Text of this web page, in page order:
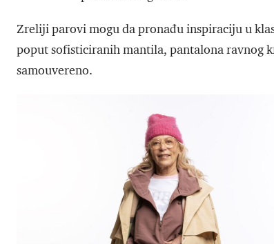
Zreliji parovi mogu da pronađu inspiraciju u
poput sofisticiranih mantila, pantalona ravnog
samouvereno.